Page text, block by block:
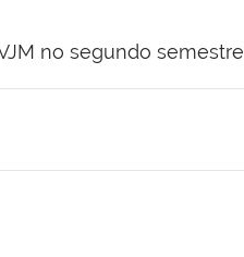
no segundo